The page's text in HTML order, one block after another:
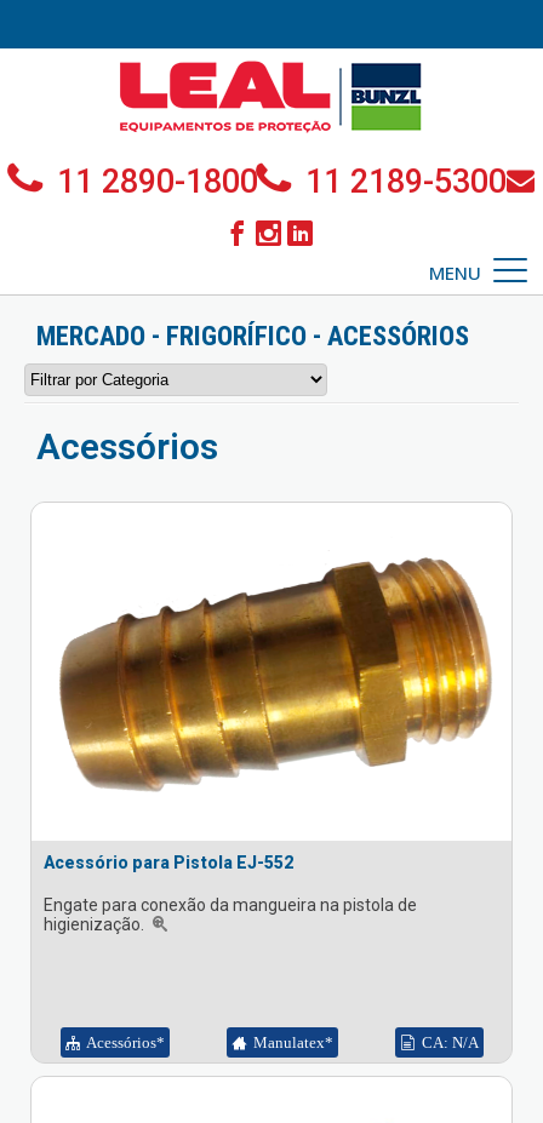
11 2890-1800 11 2189-5300
MENU
MERCADO - FRIGORÍFICO - ACESSÓRIOS
Acessórios
Acessório para Pistola EJ-552
Engate para conexão da mangueira na pistola de
higienização.
Acessórios* Manulatex* CA: N/A